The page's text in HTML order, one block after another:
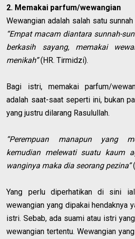
2. Memakai parfum/wewangian
Wewangian adalah salah satu
“Empat macam diantara sunnah-
berkasih sayang, memakai
menikah”(HR. Tirmidzi).
Bagi istri, memakai parfum/
adalah saat-saat seperti ini, bukan
yang justru dilarang Rasulullah.
“Perempuan manapun yang
kemudian melewati suatu kaum
wanginya maka dia seorang pezina”
Yang perlu diperhatikan di sini
wewangian yang dipakai hendaknya
istri. Sebab, ada suami atau istri
wewangian tertentu. Wewangian